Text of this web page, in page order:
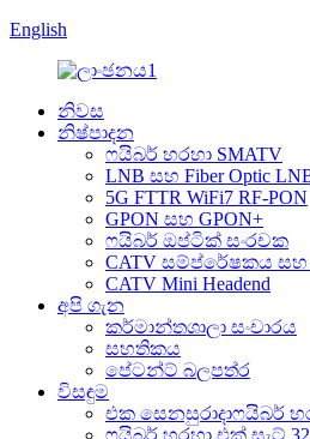
English
නිවස
නිෂ්පාදන
ෆයිබර් හරහා SMATV
LNB සහ Fiber Optic
5G FTTR WiFi7 RF-PON
GPON සහ GPON+
ෆයිබර් ඔප්ටික් සංරචක
CATV සම්ප්රේෂකය
CATV Mini Headend
අපි ගැන
කර්මාන්තශාලා සංචාරය
සහතිකය
පේටන්ට් බලපත්ර
විසඳුම
එක සෙනසුරාදාෆයිබර්
ෆයිබර් හරහා එක් සැට්